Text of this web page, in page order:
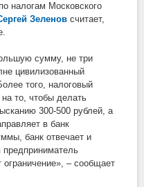
налогам Московского
Зеленов считает,
сумму, не три
цивилизованный
того, налоговый
то, чтобы делать
300-500 рублей, а
в банк
банк отвечает и
предприниматель
–сообщает